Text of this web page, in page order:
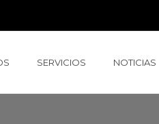
SERVICIOS NOTICIAS